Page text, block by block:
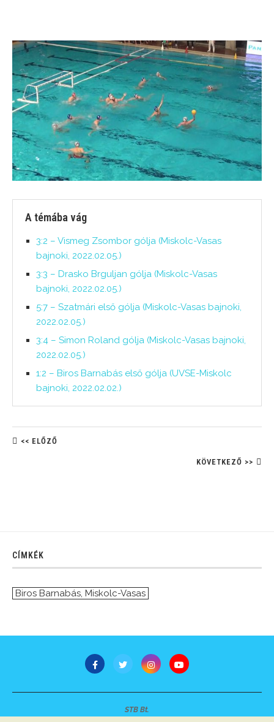
A témába vág
3:2 – Vismeg Zsombor gólja (Miskolc-Vasas
bajnoki, 2022.02.05.)
3:3 – Drasko Brguljan gólja (Miskolc-Vasas
bajnoki, 2022.02.05.)
5:7 – Szatmári első gólja (Miskolc-Vasas bajnoki,
2022.02.05.)
3:4 – Simon Roland gólja (Miskolc-Vasas bajnoki,
2022.02.05.)
1:2 – Biros Barnabás első gólja (UVSE-Miskolc
bajnoki, 2022.02.02.)
<< ELŐZŐ
KÖVETKEZŐ >>
CÍMKÉK
Biros Barnabás, Miskolc-Vasas
STB Bt.